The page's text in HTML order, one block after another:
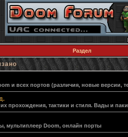
Раздел
и всех портов (различия, новые версии,
прохождения, тактики и стиля. Вады и
мультиплеер Doom, онлайн порты